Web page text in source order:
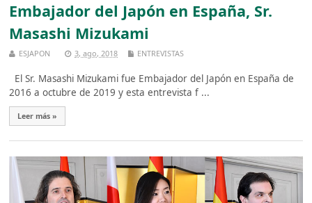
Embajador del Japón en España, Sr.
Masashi Mizukami
ESJAPON 3, ago, 2018 ENTREVISTAS
El Sr. Masashi Mizukami fue Embajador del Japón en España de
2016 a octubre de 2019 y esta entrevista f ...
Leer más »